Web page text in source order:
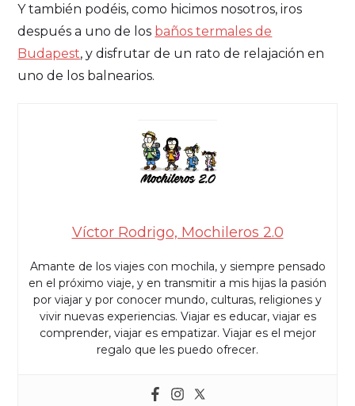
Y también podéis, como hicimos nosotros, iros
después a uno de los baños termales de
Budapest, y disfrutar de un rato de relajación en
uno de los balnearios.
Víctor Rodrigo, Mochileros 2.0
Amante de los viajes con mochila, y siempre pensado
en el próximo viaje, y en transmitir a mis hijas la pasión
por viajar y por conocer mundo, culturas, religiones y
vivir nuevas experiencias. Viajar es educar, viajar es
comprender, viajar es empatizar. Viajar es el mejor
regalo que les puedo ofrecer.